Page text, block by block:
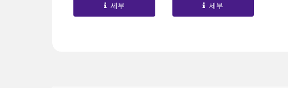
시킵니다. 바이는 탱크
세부
으며, 사용자가 그들의
세부